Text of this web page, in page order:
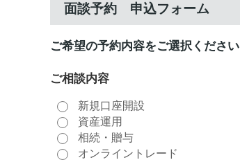
面談予約 申込フォーム
ご希望の予約内容をご選択ください
ご相談内容
新規口座開設
資産運用
相続・贈与
オンライントレード